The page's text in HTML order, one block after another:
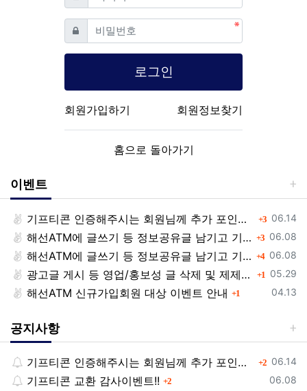
비밀번호필수
로그인
회원가입하기 회원정보찾기
홈으로 돌아가기
이벤트
등록일
06.14
기프티콘 인증해주시는 회원님께 추가 포인트 쏩니다!! 3댓글
등록일
06.08
해선ATM에 글쓰기 등 정보공유글 남기고 기프티콘 받자! 3댓글
등록일
06.08
해선ATM에 글쓰기 등 정보공유글 남기고 기프티콘 받자! 4댓글
등록일
05.29
광고글 게시 등 영업/홍보성 글 삭제 및 제제대상입니다. 1댓글
등록일
04.13
해선ATM 신규가입회원 대상 이벤트 안내 1
공지사항
등록일
06.14
기프티콘 인증해주시는 회원님께 추가 포인트 쏩니다!! 2댓글
등록일
06.08
기프티콘 교환 감사이벤트!! 2댓글